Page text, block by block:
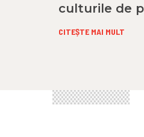
culturile de
CITEȘTE MAI MULT